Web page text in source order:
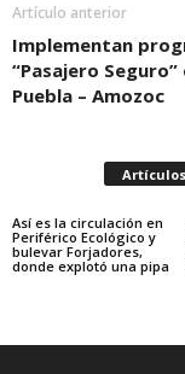
Artículo anterior
Implementan
“Pasajero Seguro”
Puebla – Amozoc
Así es la circulación en
Periférico Ecológico y
bulevar Forjadores,
donde explotó una pipa